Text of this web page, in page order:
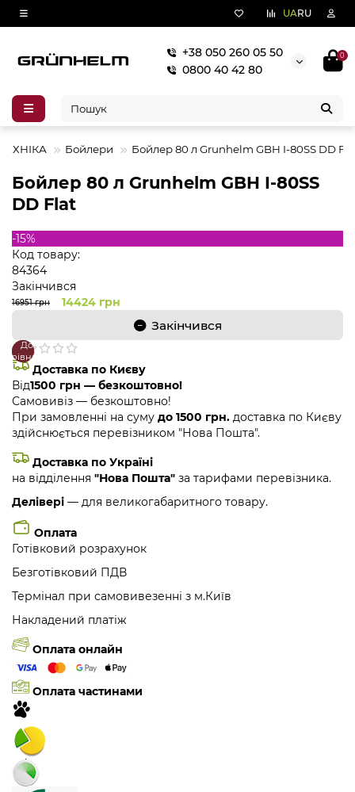
UARU
+38 050 260 05 50
0800 40 42 80
0
Бойлери Бойлер 80 л Grunhelm GBH I-80SS DD
Бойлер 80 л Grunhelm GBH I-80SS
DD Flat
-15%
Код товару:
84364
Закінчився
16951 грн 14424 грн
Закінчився
В
закладки
До
Доставка по Києву
Від1500 грн — безкоштовно!
Самовивіз — безкоштовно!
При замовленні на суму до 1500 грн. доставка по Києву
здійснюється перевізником "Нова Пошта".
Доставка по Україні
на відділення "Нова Пошта" за тарифами перевізника.
Делівері — для великогабаритного товару.
Оплата
Готівковий розрахунок
Безготівковий ПДВ
Термінал при самовивезенні з м.Київ
Накладений платіж
Оплата онлайн
Оплата частинами